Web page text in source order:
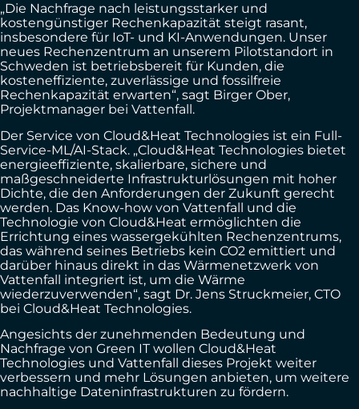
„Die Nachfrage nach leistungsstarker und
kostengünstiger Rechenkapazität steigt rasant,
insbesondere für IoT- und KI-Anwendungen. Unser
neues Rechenzentrum an unserem Pilotstandort in
Schweden ist betriebsbereit für Kunden, die
kosteneffiziente, zuverlässige und fossilfreie
Rechenkapazität erwarten“, sagt Birger Ober,
Projektmanager bei Vattenfall.
Der Service von Cloud&Heat Technologies ist ein Full-
Service-ML/AI-Stack. „Cloud&Heat Technologies bietet
energieeffiziente, skalierbare, sichere und
maßgeschneiderte Infrastrukturlösungen mit hoher
Dichte, die den Anforderungen der Zukunft gerecht
werden. Das Know-how von Vattenfall und die
Technologie von Cloud&Heat ermöglichten die
Errichtung eines wassergekühlten Rechenzentrums,
das während seines Betriebs kein CO2 emittiert und
darüber hinaus direkt in das Wärmenetzwerk von
Vattenfall integriert ist, um die Wärme
wiederzuverwenden“, sagt Dr. Jens Struckmeier, CTO
bei Cloud&Heat Technologies.
Angesichts der zunehmenden Bedeutung und
Nachfrage von Green IT wollen Cloud&Heat
Technologies und Vattenfall dieses Projekt weiter
verbessern und mehr Lösungen anbieten, um weitere
nachhaltige Dateninfrastrukturen zu fördern.